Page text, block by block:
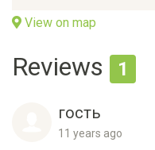
View on map
Reviews 1
гость
11 years ago